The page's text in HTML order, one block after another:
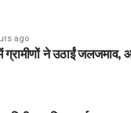
ago
ग्रामीणों ने उठाईं